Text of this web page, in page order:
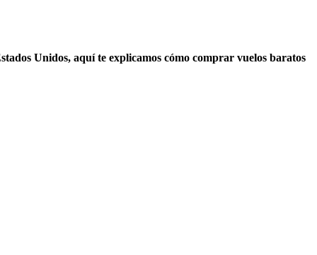
Unidos, aquí te explicamos cómo comprar vuelos baratos